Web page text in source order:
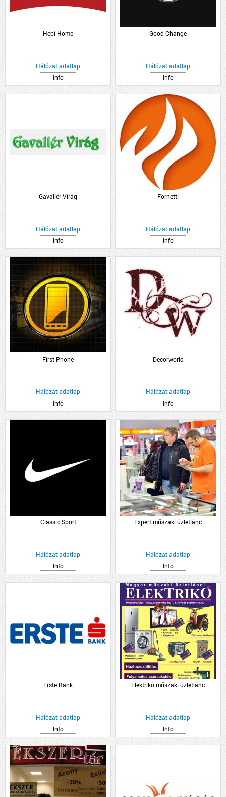
Hepi Home
Hálózat adatlap
Info
Good Change
Hálózat adatlap
Info
Gavallér Virág
Hálózat adatlap
Info
Fornetti
Hálózat adatlap
Info
First Phone
Hálózat adatlap
Info
Decorworld
Hálózat adatlap
Info
Classic Sport
Hálózat adatlap
Info
Expert műszaki üzletlánc
Hálózat adatlap
Info
Erste Bank
Hálózat adatlap
Info
Elektrikó műszaki üzletlánc
Hálózat adatlap
Info